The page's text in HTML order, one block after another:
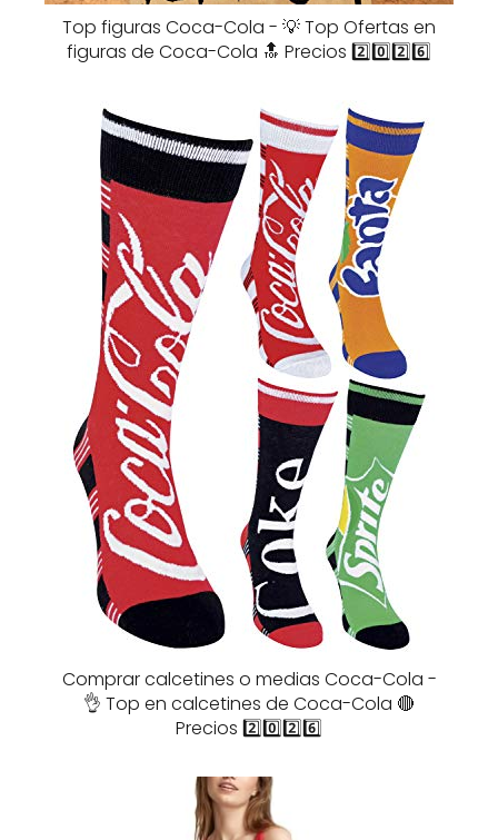
Top figuras Coca-Cola - 💡 Top Ofertas en
figuras de Coca-Cola 🔝 Precios 2️⃣0️⃣2️⃣6️⃣
Comprar calcetines o medias Coca-Cola -
👌 Top en calcetines de Coca-Cola 🔴
Precios 2️⃣0️⃣2️⃣6️⃣